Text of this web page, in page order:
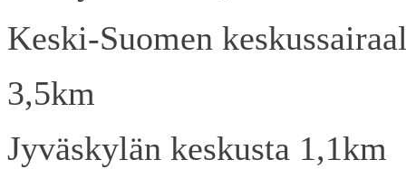
Keski-Suomen
3,5km
Jyväskylän keskusta 1,1km